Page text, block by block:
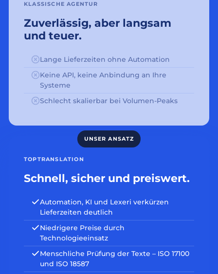
KLASSISCHE AGENTUR
Zuverlässig, aber langsam
und teuer.
Lange Lieferzeiten ohne Automation
Keine API, keine Anbindung an Ihre
Systeme
Schlecht skalierbar bei Volumen-Peaks
TOPTRANSLATION
Schnell, sicher und preiswert.
Automation, KI und Lexeri verkürzen
Lieferzeiten deutlich
Niedrigere Preise durch
Technologieeinsatz
Menschliche Prüfung der Texte – ISO 17100
und ISO 18587